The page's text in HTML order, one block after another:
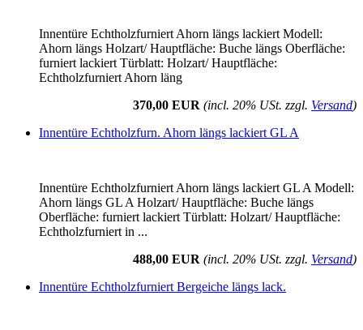
Innentüre Echtholzfurniert Ahorn längs lackiert Modell:
Ahorn längs Holzart/ Hauptfläche: Buche längs Oberfläche:
furniert lackiert Türblatt: Holzart/ Hauptfläche:
Echtholzfurniert Ahorn läng
370,00 EUR (incl. 20% USt. zzgl. Versand)
Innentüre Echtholzfurn. Ahorn längs lackiert GL A
Innentüre Echtholzfurniert Ahorn längs lackiert GL A Modell:
Ahorn längs GL A Holzart/ Hauptfläche: Buche längs
Oberfläche: furniert lackiert Türblatt: Holzart/ Hauptfläche:
Echtholzfurniert in ...
488,00 EUR (incl. 20% USt. zzgl. Versand)
Innentüre Echtholzfurniert Bergeiche längs lack.